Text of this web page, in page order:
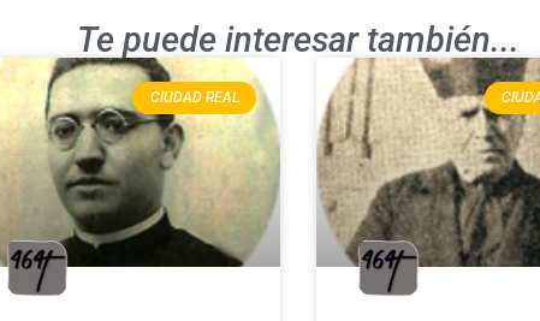
Te puede interesar también...
CIUDAD REAL